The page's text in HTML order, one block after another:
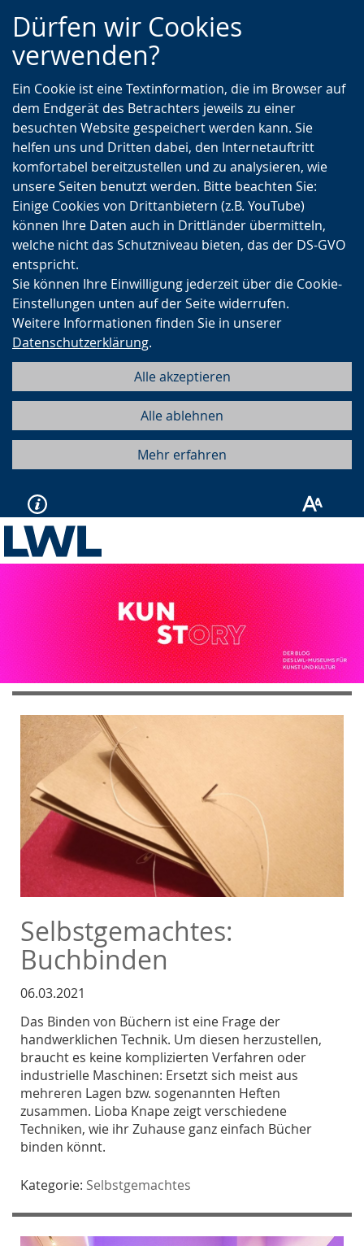
Zur
Hauptnavigation
Zur
Seitennavigation
Zum
Inhalt
Dürfen wir Cookies
verwenden?
Ein Cookie ist eine Textinformation, die im Browser auf
dem Endgerät des Betrachters jeweils zu einer
besuchten Website gespeichert werden kann. Sie
helfen uns und Dritten dabei, den Internetauftritt
komfortabel bereitzustellen und zu analysieren, wie
unsere Seiten benutzt werden. Bitte beachten Sie:
Einige Cookies von Drittanbietern (z.B. YouTube)
können Ihre Daten auch in Drittländer übermitteln,
welche nicht das Schutzniveau bieten, das der DS-GVO
entspricht.
Sie können Ihre Einwilligung jederzeit über die Cookie-
Einstellungen unten auf der Seite widerrufen.
Weitere Informationen finden Sie in unserer
Datenschutzerklärung.
Alle akzeptieren
Alle ablehnen
Mehr erfahren
Selbstgemachtes:
Buchbinden
06.03.2021
Das Binden von Büchern ist eine Frage der
handwerklichen Technik. Um diesen herzustellen,
braucht es keine komplizierten Verfahren oder
industrielle Maschinen: Ersetzt sich meist aus
mehreren Lagen bzw. sogenannten Heften
zusammen. Lioba Knape zeigt verschiedene
Techniken, wie ihr Zuhause ganz einfach Bücher
binden könnt.
Kategorie: Selbstgemachtes